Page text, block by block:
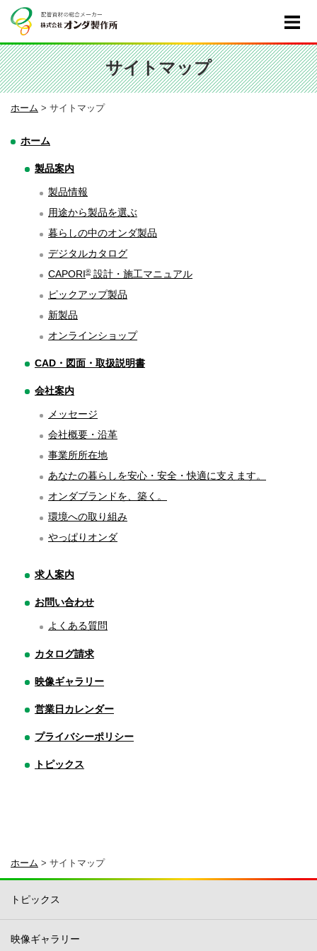
サイトマップ
ホーム > サイトマップ
ホーム
製品案内
製品情報
用途から製品を選ぶ
暮らしの中のオンダ製品
デジタルカタログ
CAPORI®設計・施工マニュアル
ピックアップ製品
新製品
オンラインショップ
CAD・図面・取扱説明書
会社案内
メッセージ
会社概要・沿革
事業所所在地
あなたの暮らしを安心・安全・快適に支えます。
オンダブランドを、築く。
環境への取り組み
やっぱりオンダ
求人案内
お問い合わせ
よくある質問
カタログ請求
映像ギャラリー
営業日カレンダー
プライバシーポリシー
トピックス
ホーム > サイトマップ
トピックス
映像ギャラリー